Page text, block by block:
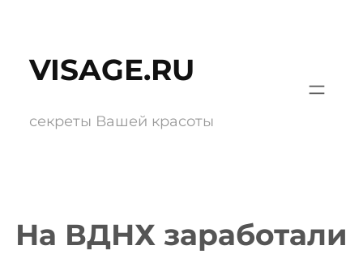
содержимому
VISAGE.RU
секреты Вашей красоты
На ВДНХ заработали